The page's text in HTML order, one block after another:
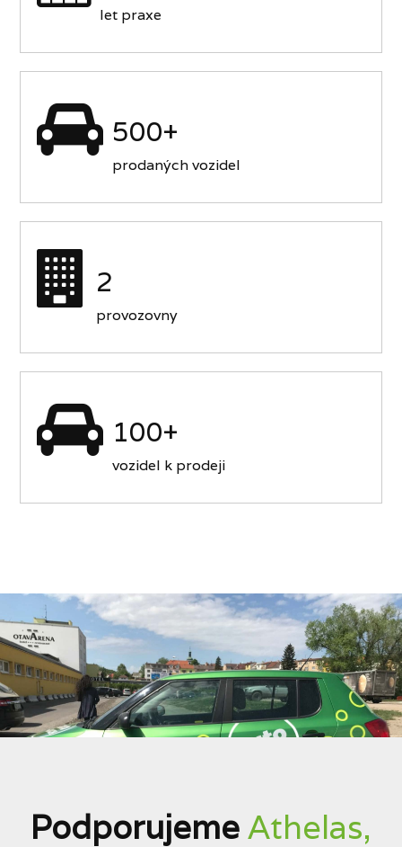
let praxe
500+
prodaných vozidel
2
provozovny
100+
vozidel k prodeji
PodporujemeAthelas,